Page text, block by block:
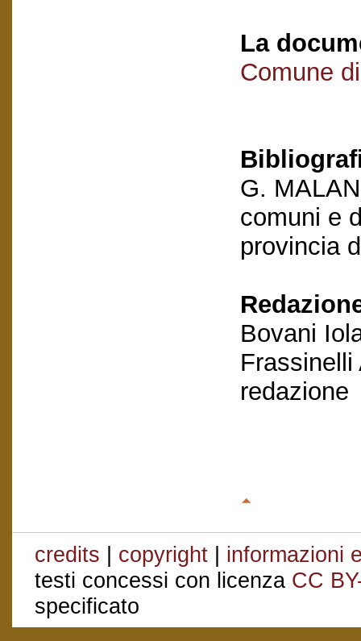
La
Comune
G.
comuni e
provincia
Bovani
redazione
credits | copyright | informazioni
testi concessi con licenza CC
specificato